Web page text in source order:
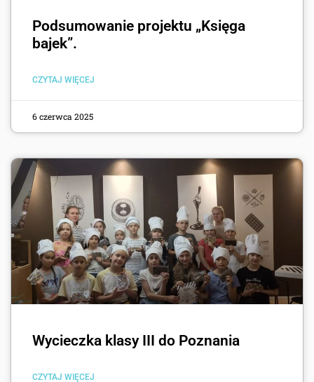
Podsumowanie projektu „Księga
bajek”.
CZYTAJ WIĘCEJ
6 czerwca 2025
Wycieczka klasy III do Poznania
CZYTAJ WIĘCEJ